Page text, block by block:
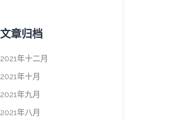
文章归档
2021年十二月
2021年十月
2021年九月
2021年八月